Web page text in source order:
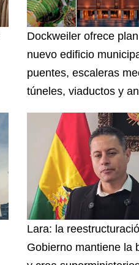
Dockweiler ofrece
nuevo edificio
puentes, escaleras
túneles, viaductos y
Lara: la
Gobierno mantiene la